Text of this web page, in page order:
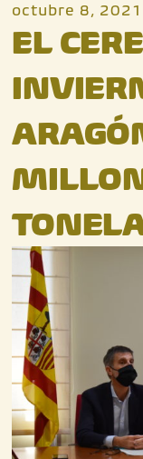
octubre 8, 2021
EL